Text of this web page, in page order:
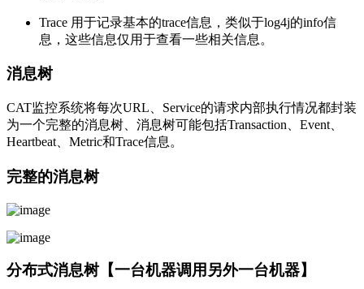
Trace 用于记录基本的trace信息，类似于log4j的info信
息，这些信息仅用于查看一些相关信息。
消息树
CAT监控系统将每次URL、Service的请求内部执行情况都封装
为一个完整的消息树、消息树可能包括Transaction、Event、
Heartbeat、Metric和Trace信息。
完整的消息树
分布式消息树【一台机器调用另外一台机器】